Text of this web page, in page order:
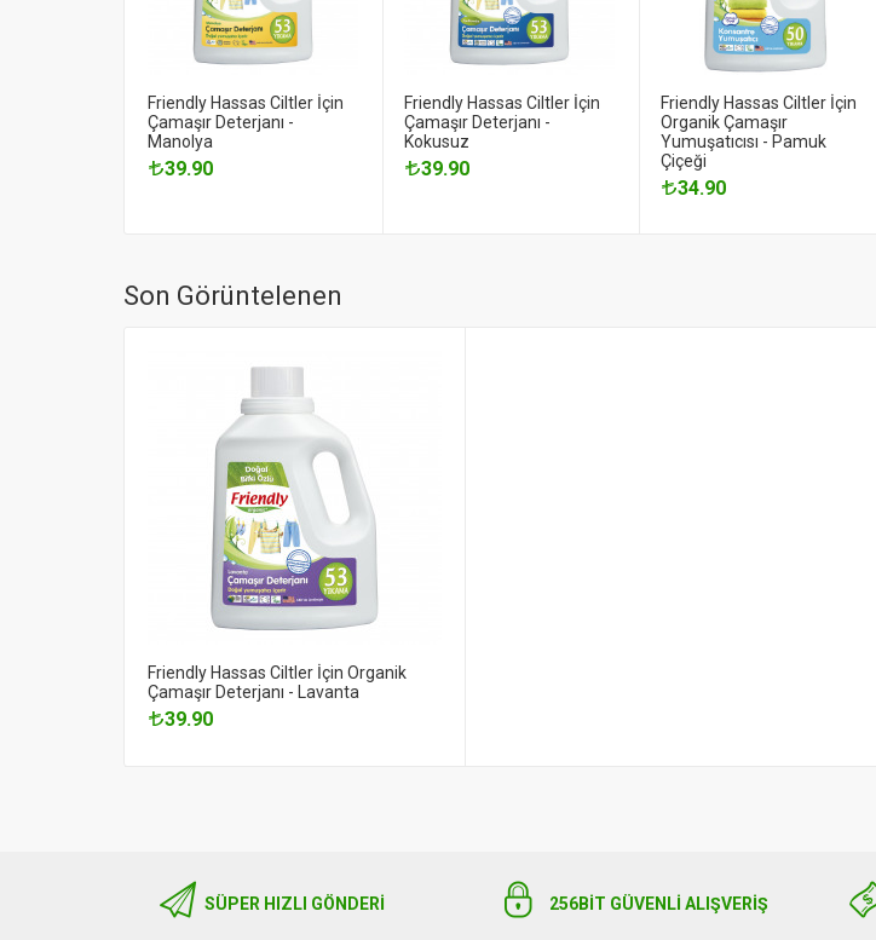
Friendly Hassas Ciltler İçin
Çamaşır Deterjanı -
Manolya
39.90
Friendly Hassas Ciltler İçin
Çamaşır Deterjanı -
Kokusuz
39.90
Friendly Hassas Ciltler İçin
Organik Çamaşır
Yumuşatıcısı - Pamuk
Çiçeği
34.90
Son Görüntelenen
Friendly Hassas Ciltler İçin Organik
Çamaşır Deterjanı - Lavanta
39.90
SÜPER HIZLI GÖNDERI 256BIT GÜVENLİ ALIŞVERİŞ